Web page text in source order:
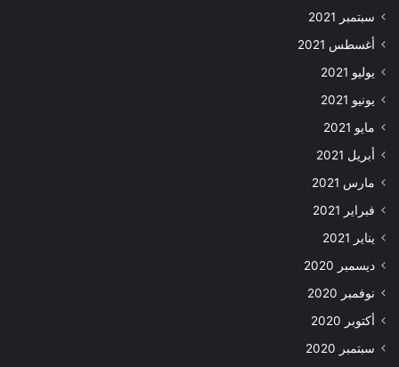
سبتمبر 2021
أغسطس 2021
يوليو 2021
يونيو 2021
مايو 2021
أبريل 2021
مارس 2021
فبراير 2021
يناير 2021
ديسمبر 2020
نوفمبر 2020
أكتوبر 2020
سبتمبر 2020